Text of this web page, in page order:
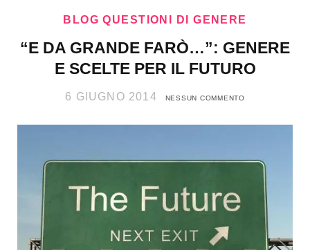
BLOG QUESTIONI DI GENERE
“E DA GRANDE FARÒ…”: GENERE
E SCELTE PER IL FUTURO
6 GIUGNO 2014 NESSUN COMMENTO